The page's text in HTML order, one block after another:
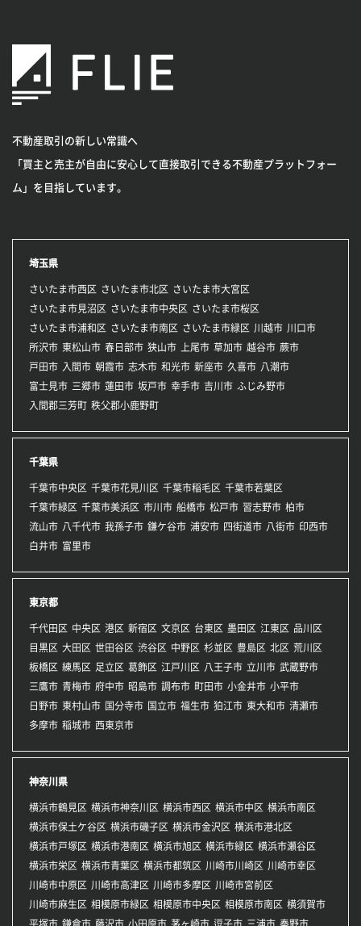
不動産取引の新しい常識へ
「買主と売主が自由に安心して直接取引できる不動産プラットフォー
ム」を目指しています。
埼玉県
さいたま市西区 さいたま市北区
さいたま市大宮区
さいたま市見沼区
さいたま市中央区
さいたま市桜区
さいたま市浦和区
さいたま市南区 さいたま市緑区 川越市 川口市
所沢市 東松山市 春日部市 狭山市 上尾市 草加市 越谷市 蕨市
戸田市 入間市 朝霞市 志木市 和光市 新座市 久喜市 八潮市
富士見市 三郷市 蓮田市 坂戸市 幸手市 吉川市 ふじみ野市
入間郡三芳町 秩父郡小鹿野町
千葉県
千葉市中央区 千葉市花見川区 千葉市稲毛区 千葉市若葉区
千葉市緑区 千葉市美浜区 市川市 船橋市 松戸市 習志野市 柏市
流山市 八千代市 我孫子市 鎌ケ谷市 浦安市 四街道市 八街市 印西市
白井市 富里市
東京都
千代田区 中央区 港区 新宿区 文京区 台東区 墨田区 江東区 品川区
目黒区 大田区 世田谷区 渋谷区 中野区 杉並区 豊島区 北区 荒川区
板橋区 練馬区 足立区 葛飾区 江戸川区 八王子市 立川市 武蔵野市
三鷹市 青梅市 府中市 昭島市 調布市 町田市 小金井市 小平市
日野市 東村山市 国分寺市 国立市 福生市 狛江市 東大和市 清瀬市
多摩市 稲城市 西東京市
神奈川県
横浜市鶴見区 横浜市神奈川区 横浜市西区 横浜市中区 横浜市南区
横浜市保土ケ谷区 横浜市磯子区 横浜市金沢区 横浜市港北区
横浜市戸塚区 横浜市港南区 横浜市旭区 横浜市緑区 横浜市瀬谷区
横浜市栄区 横浜市青葉区 横浜市都筑区 川崎市川崎区 川崎市幸区
川崎市中原区 川崎市高津区 川崎市多摩区 川崎市宮前区
川崎市麻生区 相模原市緑区 相模原市中央区 相模原市南区 横須賀市
平塚市 鎌倉市 藤沢市 小田原市 茅ヶ崎市 逗子市 三浦市 秦野市